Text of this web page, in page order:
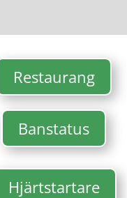
Restaurang
Banstatus
Hjärtstartare